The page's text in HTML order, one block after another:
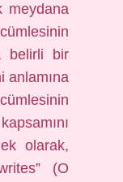
meydana
belirli bir
anlamına
olarak,
(O